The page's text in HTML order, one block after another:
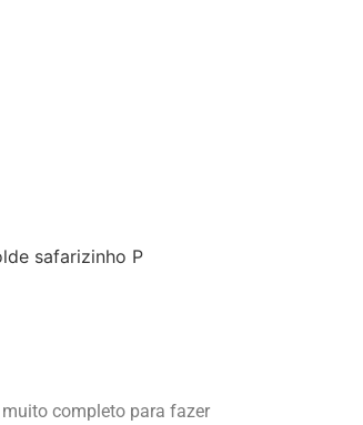
safarizinho P
completo para fazer